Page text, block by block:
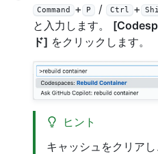
Command + P / Ctrl +
と入力します。
ド] をクリックします。
ヒント
キャッシュをクリア